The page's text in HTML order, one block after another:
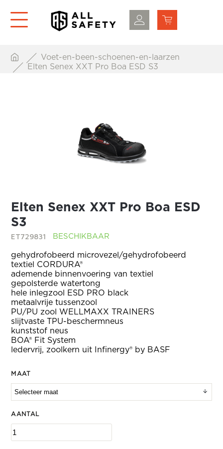
Voet-en-been-schoenen-en-laarzen
Elten Senex XXT Pro Boa ESD S3
Elten Senex XXT Pro Boa ESD
S3
ET729831 BESCHIKBAAR
gehydrofobeerd microvezel/gehydrofobeerd
textiel CORDURA®
ademende binnenvoering van textiel
gepolsterde watertong
hele inlegzool ESD PRO black
metaalvrije tussenzool
PU/PU zool WELLMAXX TRAINERS
slijtvaste TPU-beschermneus
kunststof neus
BOA® Fit System
ledervrij, zoolkern uit Infinergy® by BASF
MAAT
AANTAL